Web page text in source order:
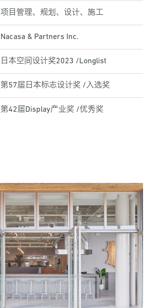
项目管理、规划、设计、施工
Nacasa & Partners Inc.
日本空间设计奖2023 /Longlist
第57届日本标志设计奖 /入选奖
第42届Display产业奖 /优秀奖